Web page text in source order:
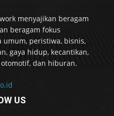
menyajikan beragam
beragam fokus
peristiwa, bisnis,
gaya hidup, kecantikan,
dan hiburan.
US